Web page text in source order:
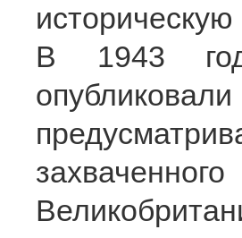
В 1943